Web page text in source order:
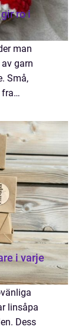
man
garn
Små,
fra
avsl...
i varje
linsåpa
Dess